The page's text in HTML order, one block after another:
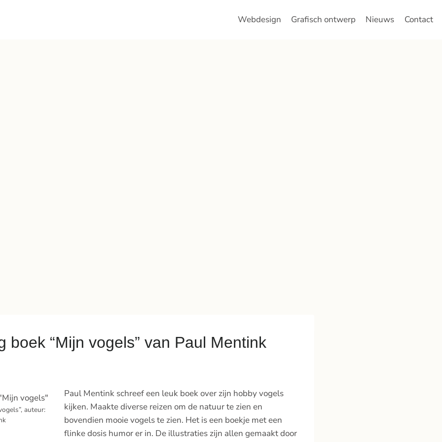
Webdesign Grafisch ontwerp Nieuws Contact
boek “Mijn vogels” van Paul Mentink
auteur:
Paul Mentink schreef een leuk boek over zijn hobby vogels
kijken. Maakte diverse reizen om de natuur te zien en
bovendien mooie vogels te zien. Het is een boekje met een
flinke dosis humor er in. De illustraties zijn allen gemaakt door